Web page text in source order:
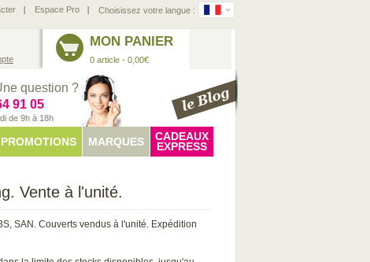
Espace Pro Choisissez votre langue :
MON PANIER
0 article - 0,00€
question ?
91 05
de 9h à 18h
PROMOTIONS MARQUES
CADEAUX
EXPRESS
Vente à l'unité.
SAN. Couverts vendus à l'unité. Expédition